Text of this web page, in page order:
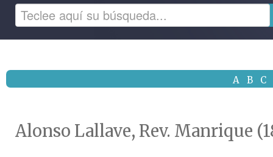
A B C
Alonso Lallave, Rev. Manrique